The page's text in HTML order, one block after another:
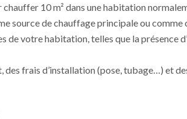
10 m² dans une habitation
source de chauffage principale ou comme
votre habitation, telles que la présence
frais d’installation (pose, tubage…) et